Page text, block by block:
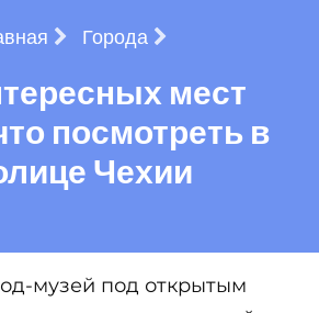
Города
мест
посмотреть в
Чехии
музей под открытым